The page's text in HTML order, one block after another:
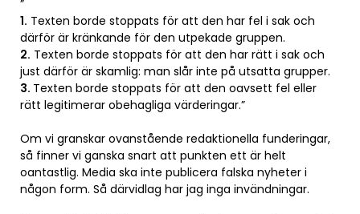
”
1. Texten borde stoppats för att den har fel i sak och
därför är kränkande för den utpekade gruppen.
2. Texten borde stoppats för att den har rätt i sak och
just därför är skamlig: man slår inte på utsatta grupper.
3. Texten borde stoppats för att den oavsett fel eller
rätt legitimerar obehagliga värderingar.”
Om vi granskar ovanstående redaktionella funderingar,
så finner vi ganska snart att punkten ett är helt
oantastlig. Media ska inte publicera falska nyheter i
någon form. Så därvidlag har jag inga invändningar.